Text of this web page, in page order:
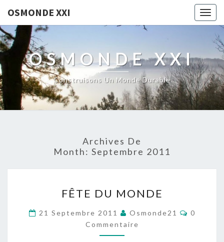
OSMONDE XXI
OSMONDE XXI
Construisons Un Monde Durable
Archives De
Month: Septembre 2011
DU
MONDE
FÊTE DU MONDE
21 Septembre 2011 Osmonde21
0
Commentaire